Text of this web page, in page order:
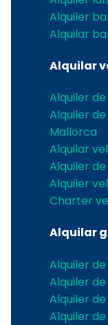
Alquiler
Alquilar
Alquilar
Alquiler
Alquiler
Mallorca
Alquilar
Alquiler
Alquiler
Charter
Alquilar
Alquiler
Alquiler
Alquiler
Alquiler